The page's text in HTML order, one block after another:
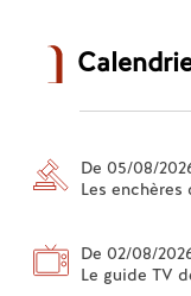
De 05/08/
Les enchères
De 02/08/
Le guide TV